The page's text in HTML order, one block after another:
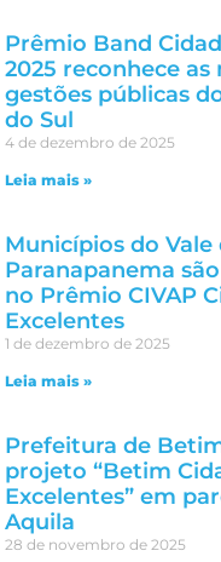
Prêmio Band
2025 reconhece as
gestões públicas
do Sul
4 de dezembro de 2025
Leia mais »
Municípios do Vale
Paranapanema
no Prêmio CIVAP
Excelentes
1 de dezembro de 2025
Leia mais »
Prefeitura de
projeto “Betim
Excelentes” em
Aquila
28 de novembro de 2025